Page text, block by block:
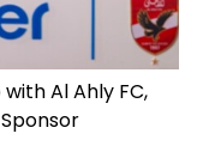
Al Ahly FC,